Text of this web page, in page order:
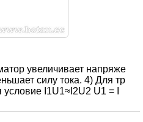
увеличивает напряже
силу тока. 4) Для тр
I1U1≈I2U2 U1 = I